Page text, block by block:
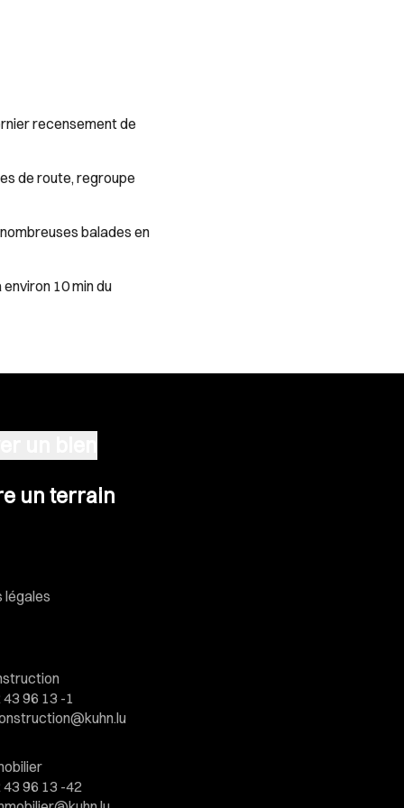
recensement de
de route, regroupe
balades en
10 min du
un terrain
légales
43 96 13 -1
43 96 13 -42